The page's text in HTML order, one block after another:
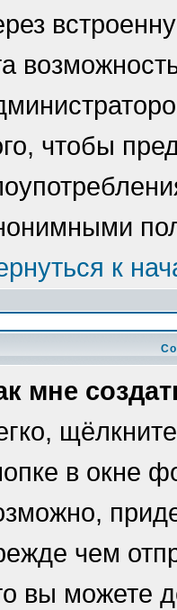
чтобы
к
мне
в окне
чем
вы можете